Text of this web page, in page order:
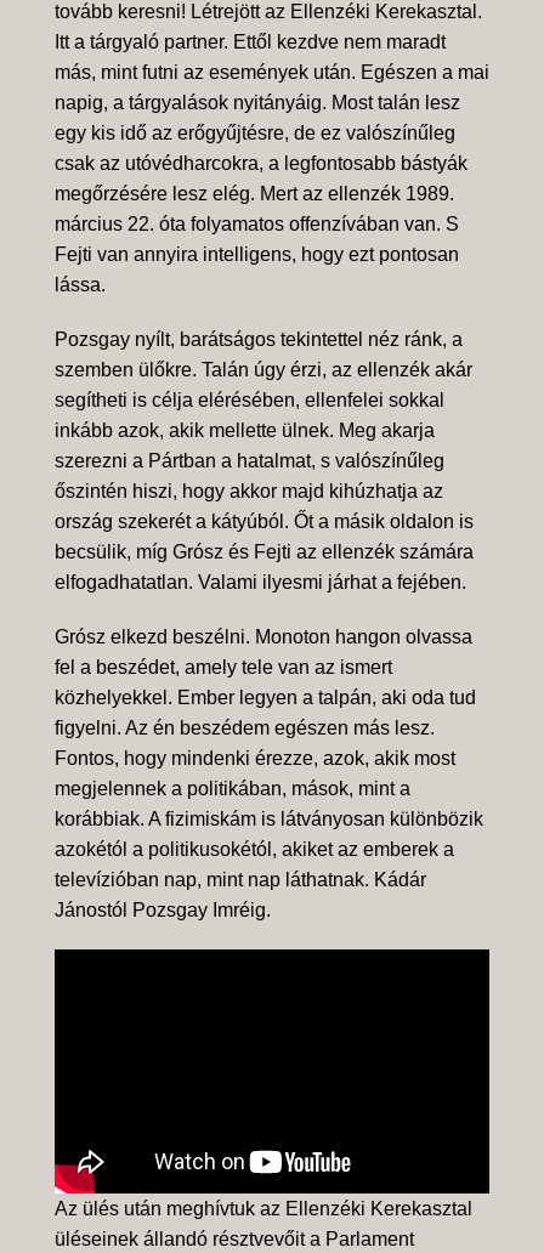
tovább keresni! Létrejött az Ellenzéki Kerekasztal.
Itt a tárgyaló partner. Ettől kezdve nem maradt
más, mint futni az események után. Egészen a mai
napig, a tárgyalások nyitányáig. Most talán lesz
egy kis idő az erőgyűjtésre, de ez valószínűleg
csak az utóvédharcokra, a legfontosabb bástyák
megőrzésére lesz elég. Mert az ellenzék 1989.
március 22. óta folyamatos offenzívában van. S
Fejti van annyira intelligens, hogy ezt pontosan
lássa.
Pozsgay nyílt, barátságos tekintettel néz ránk, a
szemben ülőkre. Talán úgy érzi, az ellenzék akár
segítheti is célja elérésében, ellenfelei sokkal
inkább azok, akik mellette ülnek. Meg akarja
szerezni a Pártban a hatalmat, s valószínűleg
őszintén hiszi, hogy akkor majd kihúzhatja az
ország szekerét a kátyúból. Őt a másik oldalon is
becsülik, míg Grósz és Fejti az ellenzék számára
elfogadhatatlan. Valami ilyesmi járhat a fejében.
Grósz elkezd beszélni. Monoton hangon olvassa
fel a beszédet, amely tele van az ismert
közhelyekkel. Ember legyen a talpán, aki oda tud
figyelni. Az én beszédem egészen más lesz.
Fontos, hogy mindenki érezze, azok, akik most
megjelennek a politikában, mások, mint a
korábbiak. A fizimiskám is látványosan különbözik
azokétól a politikusokétól, akiket az emberek a
televízióban nap, mint nap láthatnak. Kádár
Jánostól Pozsgay Imréig.
Az ülés után meghívtuk az Ellenzéki Kerekasztal
üléseinek állandó résztvevőit a Parlament